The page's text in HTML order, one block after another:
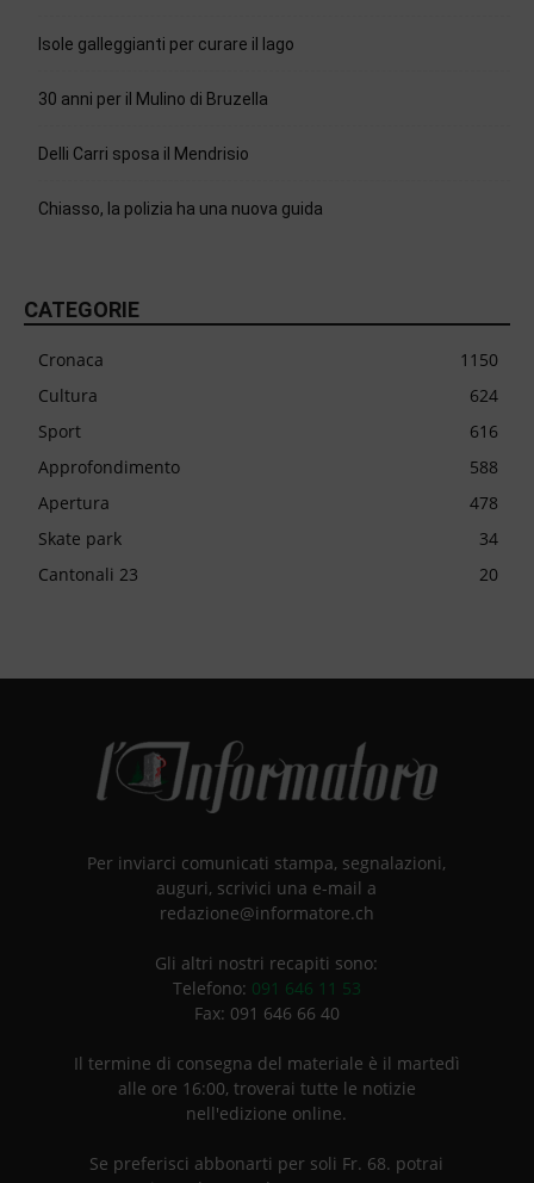
Isole galleggianti per curare il lago
30 anni per il Mulino di Bruzella
Delli Carri sposa il Mendrisio
Chiasso, la polizia ha una nuova guida
CATEGORIE
Cronaca
1150
Cultura
624
Sport
616
Approfondimento
588
Apertura
478
Skate park
34
Cantonali 23
20
Per inviarci comunicati stampa, segnalazioni,
auguri, scrivici una e-mail a
redazione@informatore.ch
Gli altri nostri recapiti sono:
Telefono: 091 646 11 53
Fax: 091 646 66 40
Il termine di consegna del materiale è il martedì
alle ore 16:00, troverai tutte le notizie
nell'edizione online.
Se preferisci abbonarti per soli Fr. 68. potrai